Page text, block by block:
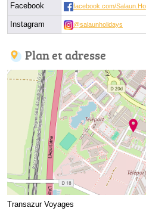
Facebook facebook.com/
Instagram @salaunholidays
Plan et adresse
Transazur Voyages